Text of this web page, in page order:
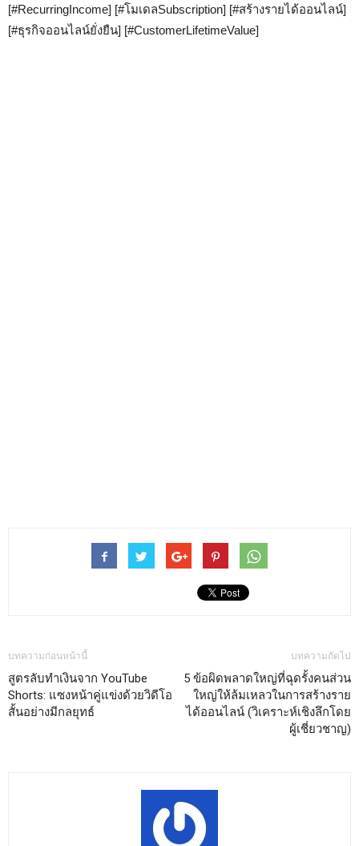
[#RecurringIncome] [#โมเดลSubscription] [#สร้างรายได้ออนไลน์]
[#ธุรกิจออนไลน์ยั่งยืน] [#CustomerLifetimeValue]
บทความก่อนหน้านี้
สูตรลับทำเงินจาก YouTube
Shorts: แซงหน้าคู่แข่งด้วยวิดีโอ
สั้นอย่างมีกลยุทธ์
บทความถัดไป
5 ข้อผิดพลาดใหญ่ที่ฉุดรั้งคนส่วน
ใหญ่ให้ล้มเหลวในการสร้างราย
ได้ออนไลน์ (วิเคราะห์เชิงลึกโดย
ผู้เชี่ยวชาญ)